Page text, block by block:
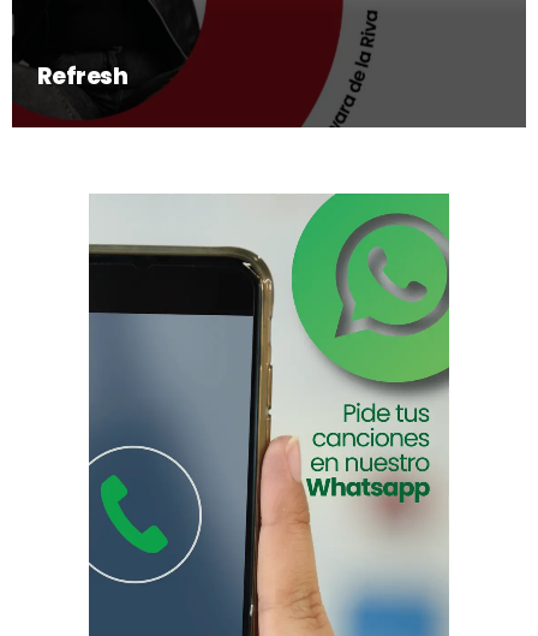
Refresh